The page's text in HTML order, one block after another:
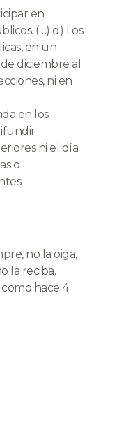
en
(…) d) Los
en un
diciembre al
ni en
en los
ni el día
o
no la oiga,
la reciba.
hace 4